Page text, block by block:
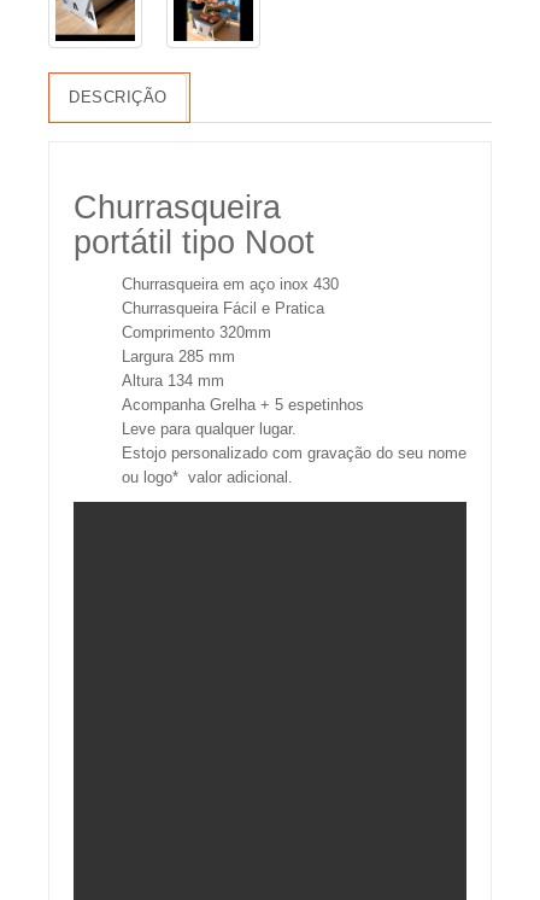
DESCRIÇÃO
Churrasqueira
portátil tipo Noot
Churrasqueira em aço inox 430
Churrasqueira Fácil e Pratica
Comprimento 320mm
Largura 285 mm
Altura 134 mm
Acompanha Grelha + 5 espetinhos
Leve para qualquer lugar.
Estojo personalizado com gravação do seu nome
ou logo* valor adicional.